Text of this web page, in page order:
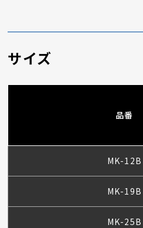
サイズ
品番
MK-12B
MK-19B
MK-25B